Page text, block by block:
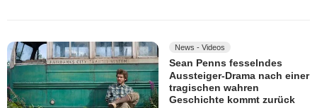
News - Videos
Sean Penns fesselndes
Aussteiger-Drama nach einer
tragischen wahren
Geschichte kommt zurück